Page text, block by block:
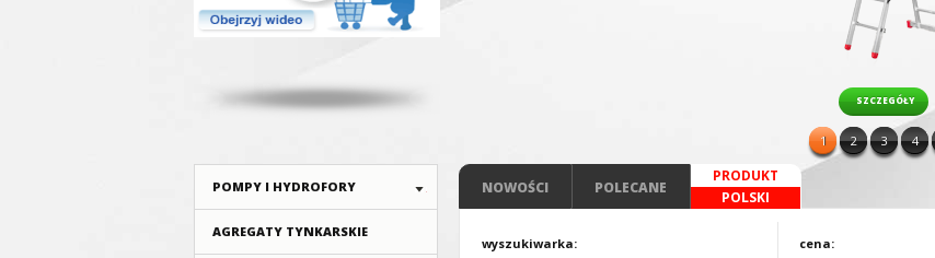
SZCZEGÓŁY
1 2 3 4
POMPY I HYDROFORY
AGREGATY TYNKARSKIE
NOWOŚCI POLECANE
PRODUKT
POLSKI
wyszukiwarka:
cena: